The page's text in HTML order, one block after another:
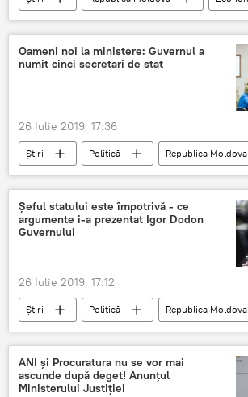
Restaurante
Moldova TVA
Oameni noi la ministere: Guvernul a
numit cinci secretari de stat
26 Iulie 2019, 17:36
Știri Politică
Republica Moldova
Moldova
Chisinau
Guvern
secretari de stat
Ministerul de Interne
Ministerul Economiei
Șeful statului este împotrivă - ce
argumente i-a prezentat Igor Dodon
Guvernului
26 Iulie 2019, 17:12
Știri Politică
Republica Moldova
Moldova
Dodon
presedinte
argumente
Guvern Economie
ANI și Procuratura nu se vor mai
ascunde după deget! Anunțul
Ministerului Justiției